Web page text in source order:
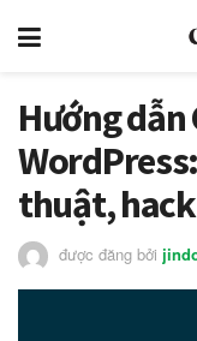
Hướng
thuật, hack
được đăng bởi